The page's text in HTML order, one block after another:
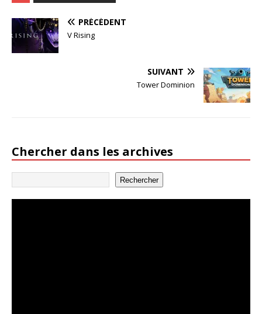
PRÉCÉDENT
V Rising
SUIVANT
Tower Dominion
Chercher dans les archives
Rechercher